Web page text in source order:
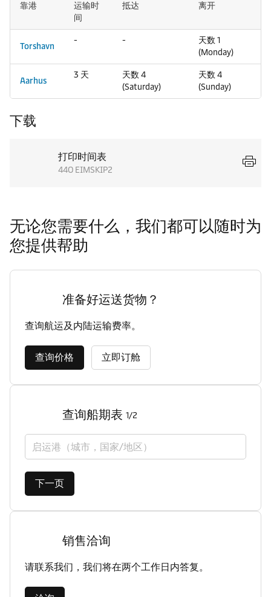
靠港
运输时
间
抵达 离开
Torshavn
- -
天数 1
(Monday)
Aarhus
3 天
天数 4
(Saturday)
天数 4
(Sunday)
下载
打印时间表
44O EIMSKIP2
无论您需要什么，我们都可以随时为
您提供帮助
准备好运送货物？
查询航运及内陆运输费率。
查询价格 立即订舱
查询船期表 1/2
启运港（城市，国家/地区）
下一页
销售洽询
请联系我们，我们将在两个工作日内答复。